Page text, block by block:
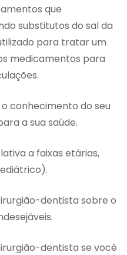
que
substitutos do sal da
para tratar um
medicamentos para
conhecimento do seu
a sua saúde.
a faixas etárias,
dentista sobre o
dentista se você